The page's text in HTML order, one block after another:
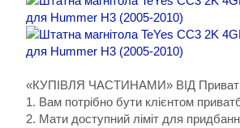
«КУПІВЛЯ ЧАСТИНАМИ» ВІД
1. Вам потрібно бути клієнтом
2. Мати доступний ліміт для